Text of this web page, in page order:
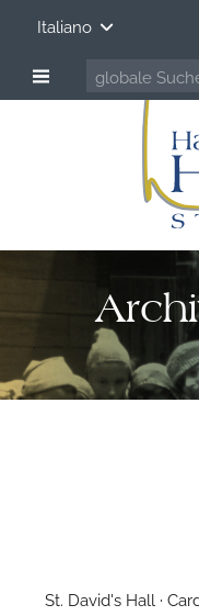
Italiano
St. David's Hall ·